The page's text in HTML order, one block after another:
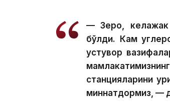
— Зеро, келажак
бўлди. Кам
устувор
станцияларини
миннатдормиз, —